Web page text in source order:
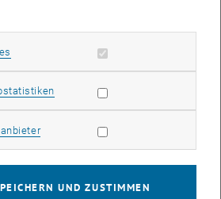
Subseiten von E349-
Subseiten von Institute
Subseiten von Studium
Ing.
Christian Bauer anrufen
Erforderliche Cookies zulassen
Statistik Cookies zulassen
Marketing Cookies zulassen
UND ZUSTIMMEN